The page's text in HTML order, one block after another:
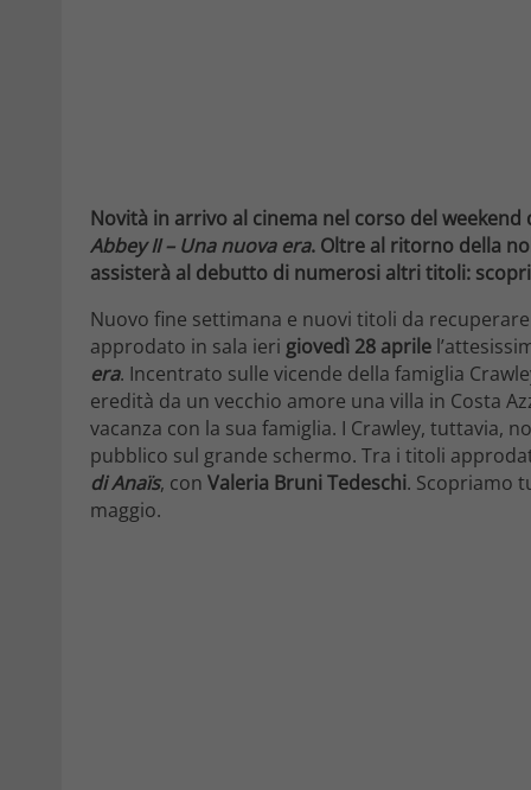
Novità in arrivo al cinema nel corso del weekend
Abbey II – Una nuova era. Oltre al ritorno della
assisterà al debutto di numerosi altri titoli:
Nuovo fine settimana e nuovi titoli da
approdato in sala ieri giovedì 28 aprile
era. Incentrato sulle vicende della famiglia
eredità da un vecchio amore una villa in Costa
vacanza con la sua famiglia. I Crawley, tuttavia,
pubblico sul grande schermo. Tra i titoli
di Anaïs, con Valeria Bruni Tedeschi. Scopriamo
maggio.